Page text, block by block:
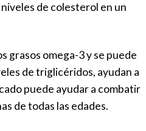
de colesterol en un
grasos omega-3 y se puede
de triglicéridos, ayudan a
puede ayudar a combatir
de todas las edades.